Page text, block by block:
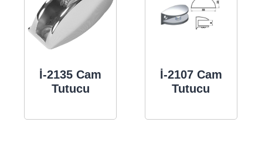
İ-2135 Cam
Tutucu
İ-2107 Cam
Tutucu